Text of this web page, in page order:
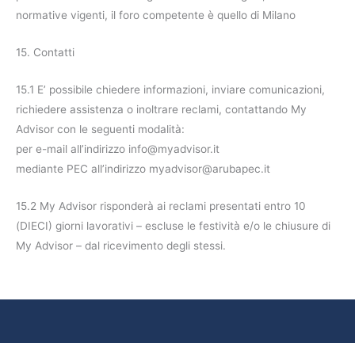
normative vigenti, il foro competente è quello di Milano
15. Contatti
15.1 E’ possibile chiedere informazioni, inviare comunicazioni,
richiedere assistenza o inoltrare reclami, contattando My
Advisor con le seguenti modalità:
per e-mail all’indirizzo info@myadvisor.it
mediante PEC all’indirizzo myadvisor@arubapec.it
15.2 My Advisor risponderà ai reclami presentati entro 10
(DIECI) giorni lavorativi – escluse le festività e/o le chiusure di
My Advisor – dal ricevimento degli stessi.